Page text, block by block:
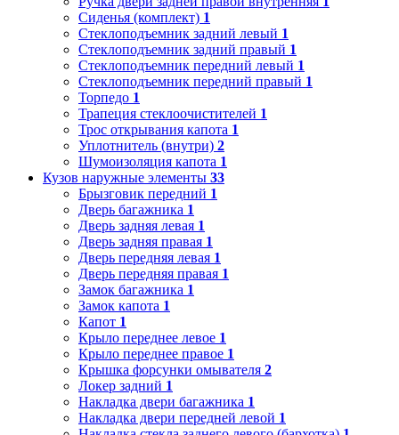
Сиденья (комплект) 1
Стеклоподъемник задний левый 1
Стеклоподъемник задний правый 1
Стеклоподъемник передний левый 1
Стеклоподъемник передний правый 1
Торпедо 1
Трапеция стеклоочистителей 1
Трос открывания капота 1
Уплотнитель (внутри) 2
Шумоизоляция капота 1
Кузов наружные элементы 33
Брызговик передний 1
Дверь багажника 1
Дверь задняя левая 1
Дверь задняя правая 1
Дверь передняя левая 1
Дверь передняя правая 1
Замок багажника 1
Замок капота 1
Капот 1
Крыло переднее левое 1
Крыло переднее правое 1
Крышка форсунки омывателя 2
Локер задний 1
Накладка двери багажника 1
Накладка двери передней левой 1